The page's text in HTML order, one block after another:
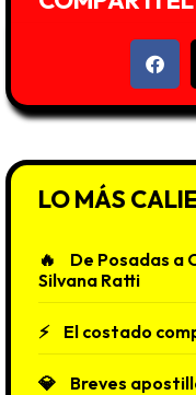
LO MÁS
De Posadas a
Silvana Ratti
El costado
Breves